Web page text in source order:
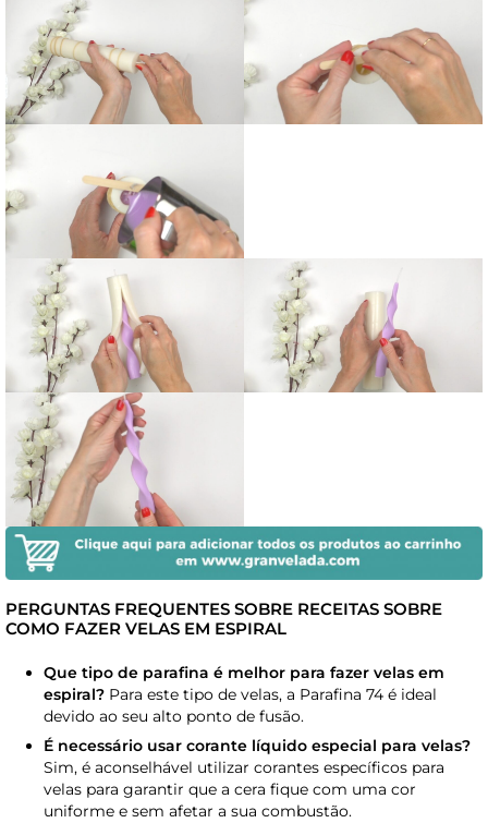
PERGUNTAS FREQUENTES SOBRE RECEITAS SOBRE
COMO FAZER VELAS EM ESPIRAL
Que tipo de parafina é melhor para fazer velas em
espiral? Para este tipo de velas, a Parafina 74 é ideal
devido ao seu alto ponto de fusão.
É necessário usar corante líquido especial para velas?
Sim, é aconselhável utilizar corantes específicos para
velas para garantir que a cera fique com uma cor
uniforme e sem afetar a sua combustão.